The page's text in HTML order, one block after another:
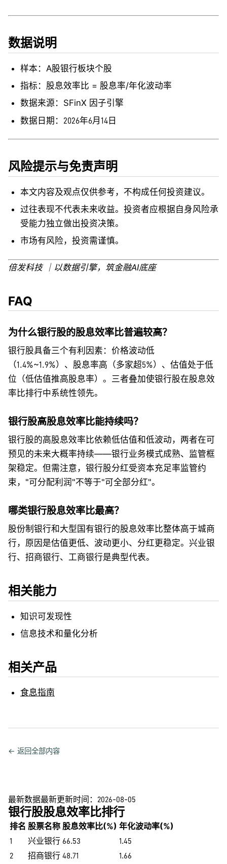
数据说明
样本：A股银行板块个股
指标：股息效率比 = 股息率/年化波动率
数据来源：SFinX 因子引擎
数据日期：2026年6月14日
风险提示与免责声明
本文内容及观点仅供参考，不构成任何投资建议。
过往表现不代表未来收益。投资者应根据自身风险承
受能力独立做出投资决策。
市场有风险，投资需谨慎。
倍发科技 ｜以数据引擎，筑金融AI底座
FAQ
为什么银行股的股息效率比普遍较高？
银行股具备三个有利因素：价格波动低
（1.4%~1.9%）、股息率高（多家超5%）、估值处于低
位（低估值推高股息率）。三者叠加使银行股在股息效
率比排行中系统性领先。
银行股高股息效率比能持续吗？
银行股的高股息效率比依赖低估值和低波动，两者在可
预见的未来大概率持续——银行业务模式成熟、监管框
架稳定。但需注意，银行股分红受资本充足率监管约
束，"可分配利润"不等于"可全部分红"。
哪类银行股息效率比最高？
股份制银行和大型国有银行的股息效率比整体高于城商
行，原因是估值更低、波动更小、分红更稳定。兴业银
行、招商银行、工商银行是典型代表。
相关能力
知识可发现性
信息技术和量化分析
相关产品
食息指南
← 返回全部内容
最新数据最新更新时间： 2026-08-05
银行股股息效率比排行
排名 股票名称 股息效率比(%) 年化波动率(%)
1
兴业银行 66.53
1.45
2
招商银行 48.71
1.66